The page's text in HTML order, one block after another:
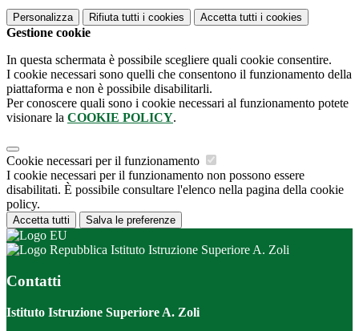
Personalizza Rifiuta tutti i cookies Accetta tutti i cookies
Gestione cookie
In questa schermata è possibile scegliere quali cookie consentire.
I cookie necessari sono quelli che consentono il funzionamento della
piattaforma e non è possibile disabilitarli.
Per conoscere quali sono i cookie necessari al funzionamento potete
visionare la COOKIE POLICY.
Cookie necessari per il funzionamento
I cookie necessari per il funzionamento non possono essere
disabilitati. È possibile consultare l'elenco nella pagina della cookie
policy.
Accetta tutti Salva le preferenze
Istituto Istruzione Superiore A. Zoli
Contatti
Istituto Istruzione Superiore A. Zoli